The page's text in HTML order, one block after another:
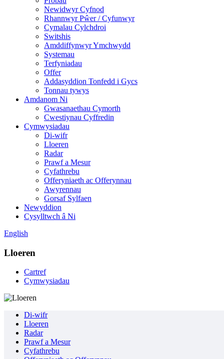
Newidwyr Cyfnod
Rhannwyr Pŵer / Cyfunwyr
Cymalau Cylchdroi
Switshis
Amddiffynwyr Ymchwydd
Systemau
Terfyniadau
Offer
Addasyddion Tonfedd i Gycs
Tonnau tywys
Amdanom Ni
Gwasanaethau Cymorth
Cwestiynau Cyffredin
Cymwysiadau
Di-wifr
Lloeren
Radar
Prawf a Mesur
Cyfathrebu
Offeryniaeth ac Offerynnau
Awyrennau
Gorsaf Sylfaen
Newyddion
Cysylltwch â Ni
English
Lloeren
Cartref
Cymwysiadau
Di-wifr
Lloeren
Radar
Prawf a Mesur
Cyfathrebu